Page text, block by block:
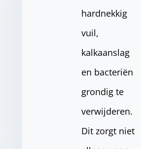
hardnekkig
vuil,
kalkaanslag
en bacteriën
grondig te
verwijderen.
Dit zorgt niet